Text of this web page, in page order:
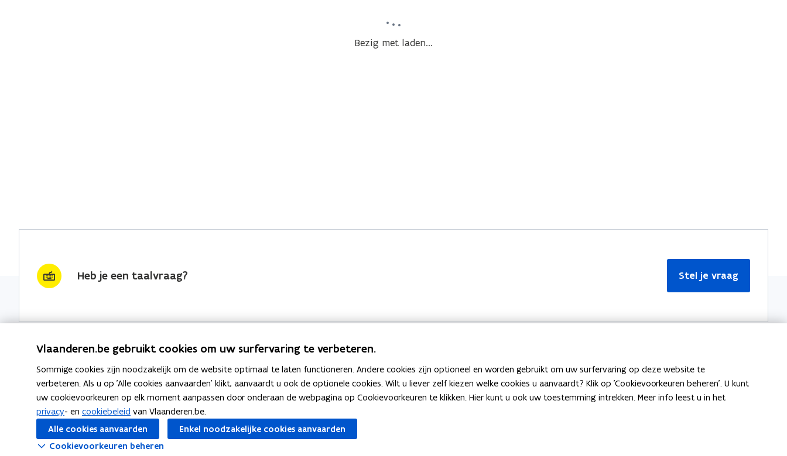
Bezig met laden...
Heb je een taalvraag? Stel je vraag
Nieuwsbrief krijgen?
vraag & woord van de week
wekelijks in je mailbox
Schrijf je in
Thema's
Spellingregels
Bekijk ook Meer informatie
Over Team Taaladvies
Vlaanderen.be gebruikt cookies om uw surfervaring te verbeteren.
Sommige cookies zijn noodzakelijk om de website optimaal te laten functioneren. Andere cookies zijn optioneel en worden gebruikt om uw surfervaring op deze website te
verbeteren. Als u op 'Alle cookies aanvaarden' klikt, aanvaardt u ook de optionele cookies. Wilt u liever zelf kiezen welke cookies u aanvaardt? Klik op 'Cookievoorkeuren beheren'. U kunt
uw cookievoorkeuren op elk moment aanpassen door onderaan de webpagina op Cookievoorkeuren te klikken. Hier kunt u ook uw toestemming intrekken. Meer info leest u in het
privacy- en cookiebeleid van Vlaanderen.be.
Alle cookies aanvaarden
Enkel noodzakelijke cookies aanvaarden
Cookievoorkeuren beheren